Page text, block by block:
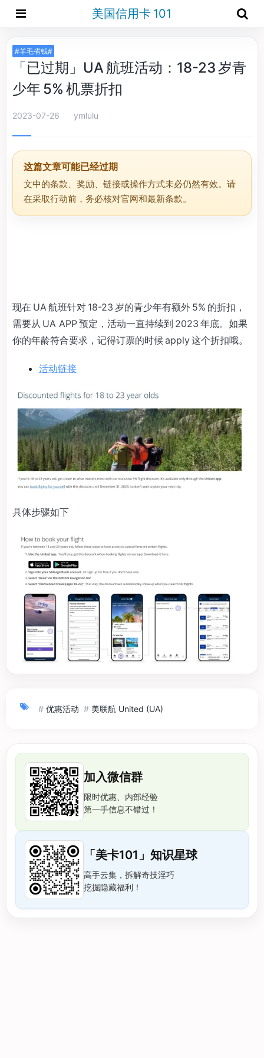
美国信用卡 101
#羊毛省钱#
「已过期」UA 航班活动：18-23 岁青
少年 5% 机票折扣
2023-07-26 ymlulu
这篇文章可能已经过期
文中的条款、奖励、链接或操作方式未必仍然有效。请
在采取行动前，务必核对官网和最新条款。
现在 UA 航班针对 18-23 岁的青少年有额外 5% 的折扣，
需要从 UA APP 预定，活动一直持续到 2023 年底。如果
你的年龄符合要求，记得订票的时候 apply 这个折扣哦。
活动链接
具体步骤如下
# 优惠活动 # 美联航 United (UA)
加入微信群
限时优惠、内部经验
第一手信息不错过！
「美卡101」知识星球
高手云集，拆解奇技淫巧
挖掘隐藏福利！